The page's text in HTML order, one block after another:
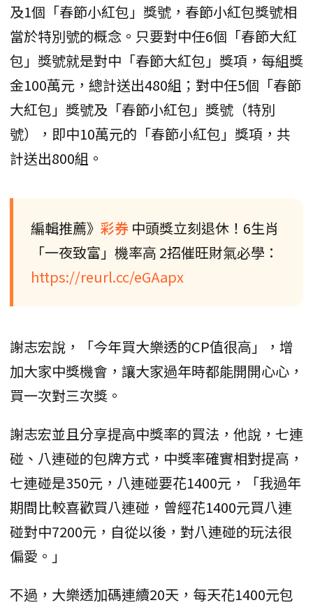
及1個「春節小紅包」獎號，春節小紅包獎號相
當於特別號的概念。只要對中任6個「春節大紅
包」獎號就是對中「春節大紅包」獎項，每組獎
金100萬元，總計送出480組；對中任5個「春節
大紅包」獎號及「春節小紅包」獎號（特別
號），即中10萬元的「春節小紅包」獎項，共
計送出800組。
編輯推薦》 彩券 中頭獎立刻退休！6生肖
「一夜致富」機率高 2招催旺財氣必學：
https://reurl.cc/eGAapx
謝志宏說，「今年買大樂透的CP值很高」，增
加大家中獎機會，讓大家過年時都能開開心心，
買一次對三次獎。
謝志宏並且分享提高中獎率的買法，他說，七連
碰、八連碰的包牌方式，中獎率確實相對提高，
七連碰是350元，八連碰要花1400元，「我過年
期間比較喜歡買八連碰，曾經花1400元買八連
碰對中7200元，自從以後，對八連碰的玩法很
偏愛。」
不過，大樂透加碼連續20天，每天花1400元包